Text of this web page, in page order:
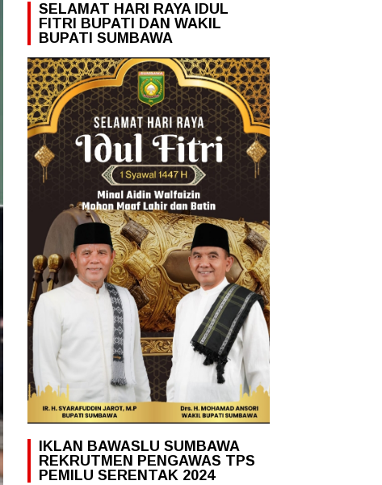
SELAMAT HARI RAYA IDUL
FITRI BUPATI DAN WAKIL
BUPATI SUMBAWA
IKLAN BAWASLU SUMBAWA
REKRUTMEN PENGAWAS TPS
PEMILU SERENTAK 2024